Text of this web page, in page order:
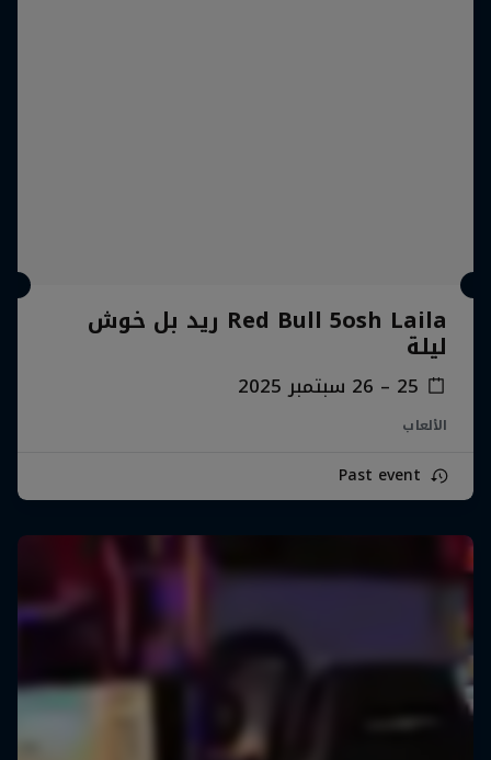
Red Bull 5osh Laila ريد بل خوش
ليلة
25 – 26 سبتمبر 2025
الألعاب
Past event